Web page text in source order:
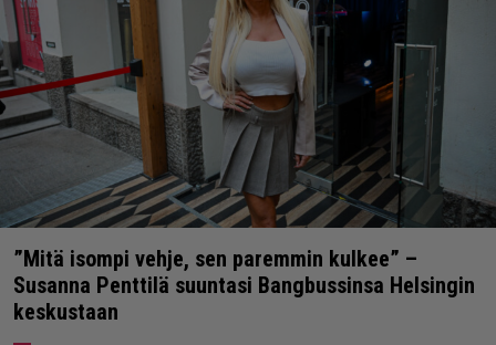
”Mitä isompi vehje, sen paremmin kulkee” –
Susanna Penttilä suuntasi Bangbussinsa Helsingin
keskustaan